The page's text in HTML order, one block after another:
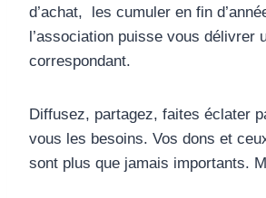
d’achat, les cumuler en fin
l’association puisse vous délivrer
correspondant.
Diffusez, partagez, faites éclater
vous les besoins. Vos dons et
sont plus que jamais importants.